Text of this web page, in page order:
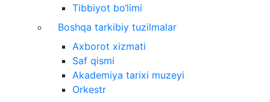
Tibbiyot bo‘limi
Boshqa tarkibiy tuzilmalar
Axborot xizmati
Saf qismi
Akademiya tarixi muzeyi
Orkestr